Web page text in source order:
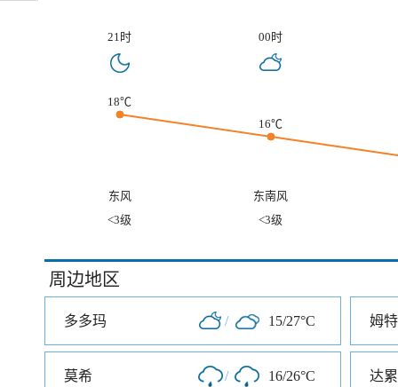
21时 00时
18℃
16℃
东风
东南风
<3级
<3级
周边地区
多多玛 / 15/27°C 姆
莫希 / 16/26°C 达